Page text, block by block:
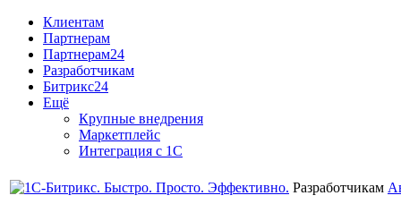
Клиентам
Партнерам
Партнерам24
Разработчикам
Битрикс24
Ещё
Крупные внедрения
Маркетплейс
Интеграция с 1С
Разработчикам